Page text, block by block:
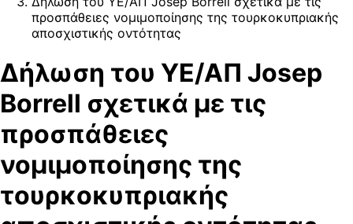
προσπάθειες νομιμοποίησης της τουρκοκυπριακής
αποσχιστικής οντότητας
Δήλωση του ΥΕ/ΑΠ Josep
Borrell σχετικά με τις
προσπάθειες
νομιμοποίησης της
τουρκοκυπριακής